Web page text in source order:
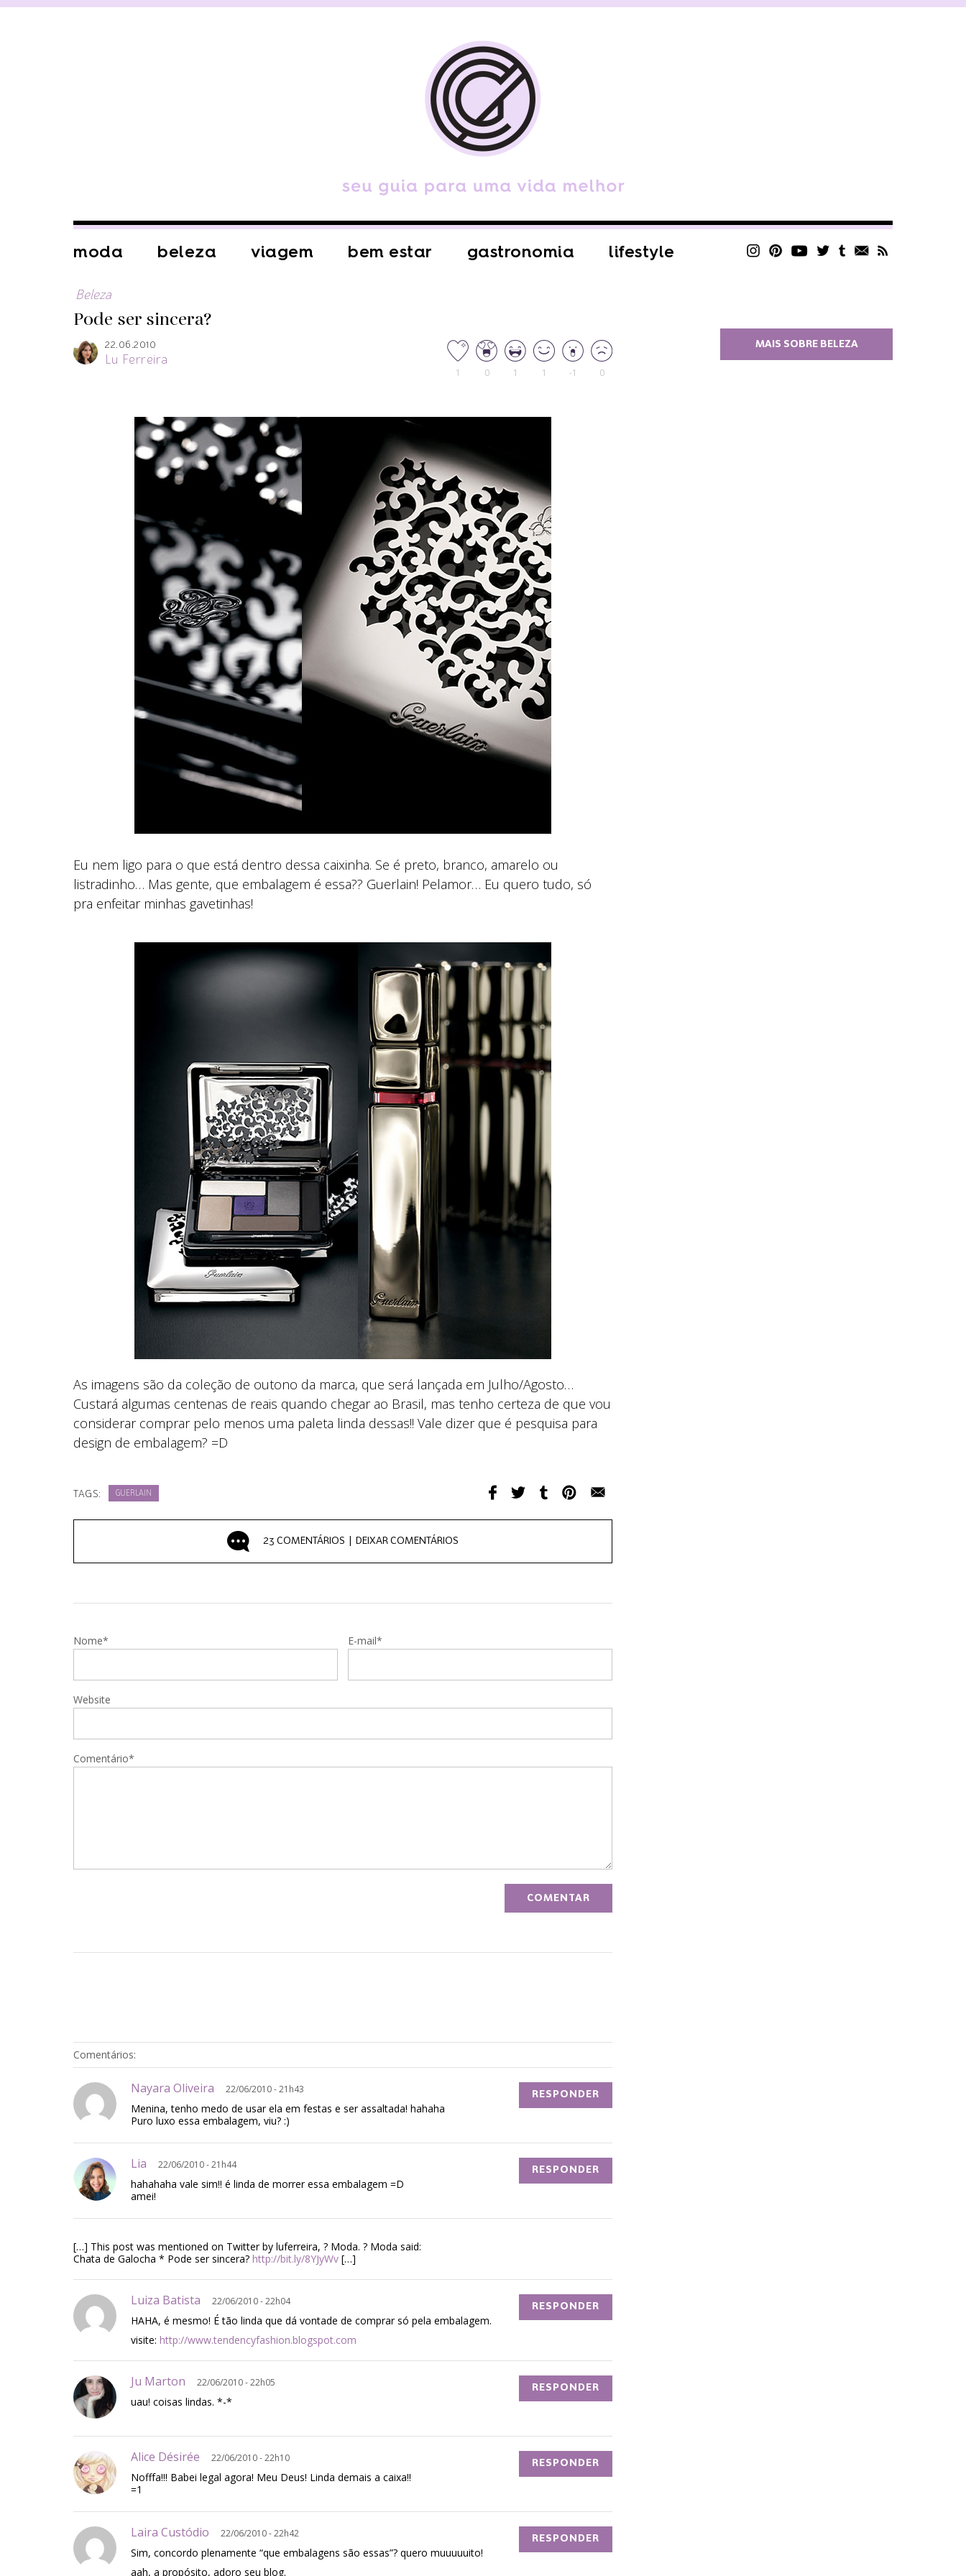
moda beleza viagem bem estar gastronomia lifestyle
Beleza
Pode ser sincera?
22.06.2010
Lu Ferreira
1 0 1 1 -1 0
Eu nem ligo para o que está dentro dessa caixinha. Se é preto, branco, amarelo ou
listradinho… Mas gente, que embalagem é essa?? Guerlain! Pelamor… Eu quero tudo, só
pra enfeitar minhas gavetinhas!
As imagens são da coleção de outono da marca, que será lançada em Julho/Agosto…
Custará algumas centenas de reais quando chegar ao Brasil, mas tenho certeza de que vou
considerar comprar pelo menos uma paleta linda dessas!! Vale dizer que é pesquisa para
design de embalagem? =D
TAGS: GUERLAIN
23 COMENTÁRIOS | DEIXAR COMENTÁRIOS
Nome* E-mail*
Website
Comentário*
Comentários:
Nayara Oliveira 22/06/2010 - 21h43
Menina, tenho medo de usar ela em festas e ser assaltada! hahaha
Puro luxo essa embalagem, viu? :)
RESPONDER
Lia 22/06/2010 - 21h44
hahahaha vale sim!! é linda de morrer essa embalagem =D
amei!
RESPONDER
[…] This post was mentioned on Twitter by luferreira, ? Moda. ? Moda said:
Chata de Galocha * Pode ser sincera? http://bit.ly/8YJyWv […]
Luiza Batista 22/06/2010 - 22h04
HAHA, é mesmo! É tão linda que dá vontade de comprar só pela embalagem.
visite: http://www.tendencyfashion.blogspot.com
RESPONDER
Ju Marton 22/06/2010 - 22h05
uau! coisas lindas. *-*
RESPONDER
Alice Désirée 22/06/2010 - 22h10
Nofffa!!! Babei legal agora! Meu Deus! Linda demais a caixa!!
=1
RESPONDER
Laira Custódio 22/06/2010 - 22h42
Sim, concordo plenamente “que embalagens são essas”? quero muuuuuito!
aah, a propósito, adoro seu blog.
RESPONDER
MAIS SOBRE BELEZA